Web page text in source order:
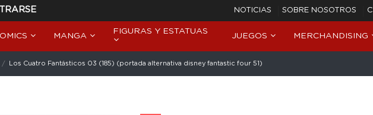
NOTICIAS SOBRE NOSOTROS
MANGA
FIGURAS Y ESTATUAS
JUEGOS MERCHANDISING
Los Cuatro Fantásticos 03 (185) (portada alternativa disney fantastic four 51)